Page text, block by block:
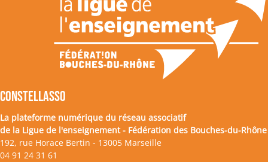
CONSTELLASSO
La plateforme numérique du réseau associatif
de la Ligue de l'enseignement - Fédération des Bouches-du-Rhône
192, rue Horace Bertin - 13005 Marseille
04 91 24 31 61